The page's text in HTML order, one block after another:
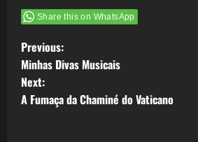
Share this on WhatsApp
P
o
s
Previous:
Minhas Divas Musicais
Next:
A Fumaça da Chaminé do Vaticano